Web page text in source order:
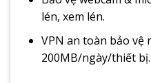
lén, xem lén.
VPN an toàn bảo
200MB/ngày/thiết bị.